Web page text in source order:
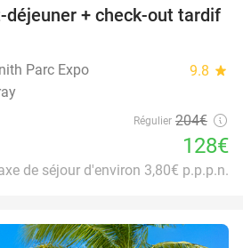
37%
déjeuner + check-out tardif
Parc Expo 9.8 star
Régulier 204€
128€
de séjour d'environ 3,80€ p.p.p.n.